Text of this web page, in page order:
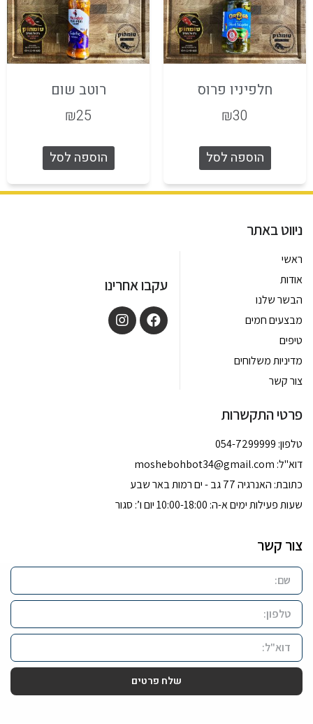
חלפיניו פרוס
₪30
הוספה לסל
רוטב שום
₪25
הוספה לסל
ניווט באתר
ראשי
אודות
הבשר שלנו
מבצעים חמים
טיפים
מדיניות משלוחים
צור קשר
עקבו אחרינו
פרטי התקשרות
טלפון: 054-7299999
דוא''ל: moshebohbot34@gmail.com
כתובת: האנרגיה 77 גב - ים רמות באר שבע
שעות פעילות ימים א-ה: 10:00-18:00 יום ו’: סגור
צור קשר
שלח פרטים